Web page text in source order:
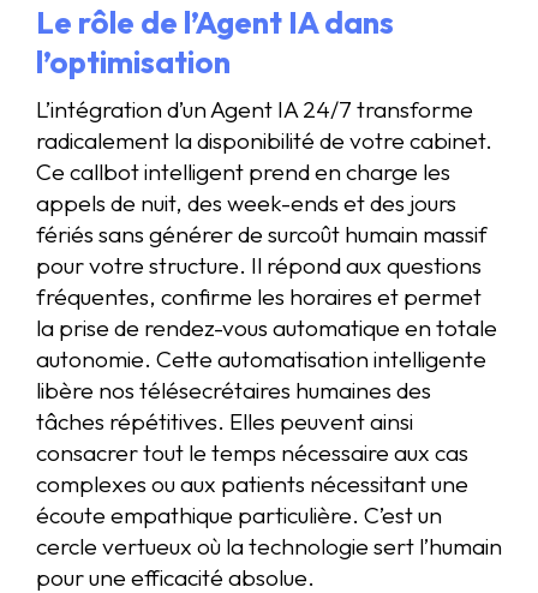
Le rôle de l’Agent IA dans
l’optimisation
L’intégration d’un Agent IA 24/7 transforme
radicalement la disponibilité de votre cabinet.
Ce callbot intelligent prend en charge les
appels de nuit, des week-ends et des jours
fériés sans générer de surcoût humain massif
pour votre structure. Il répond aux questions
fréquentes, confirme les horaires et permet
la prise de rendez-vous automatique en totale
autonomie. Cette automatisation intelligente
libère nos télésecrétaires humaines des
tâches répétitives. Elles peuvent ainsi
consacrer tout le temps nécessaire aux cas
complexes ou aux patients nécessitant une
écoute empathique particulière. C’est un
cercle vertueux où la technologie sert l’humain
pour une efficacité absolue.